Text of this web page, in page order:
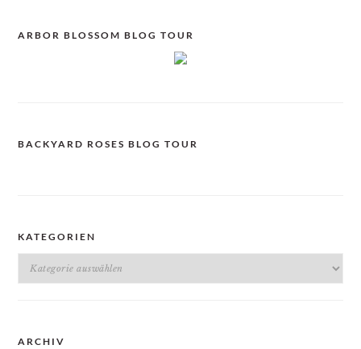
ARBOR BLOSSOM BLOG TOUR
BACKYARD ROSES BLOG TOUR
KATEGORIEN
Kategorien
ARCHIV